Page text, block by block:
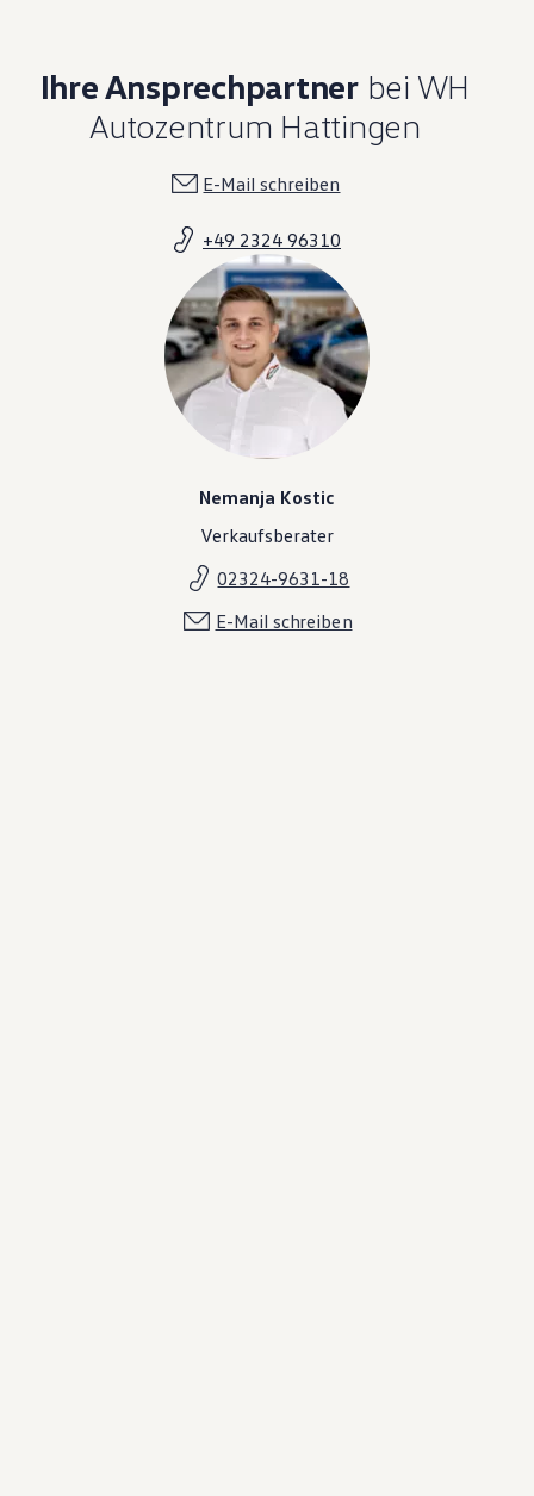
Ihre Ansprechpartnerbei WH
Autozentrum Hattingen
E-Mail schreiben
+49 2324 96310
Nemanja Kostic
Verkaufsberater
02324-9631-18
E-Mail schreiben